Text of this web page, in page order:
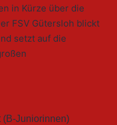
in Kürze über die
FSV Gütersloh blickt
setzt auf die
(B-Juniorinnen)